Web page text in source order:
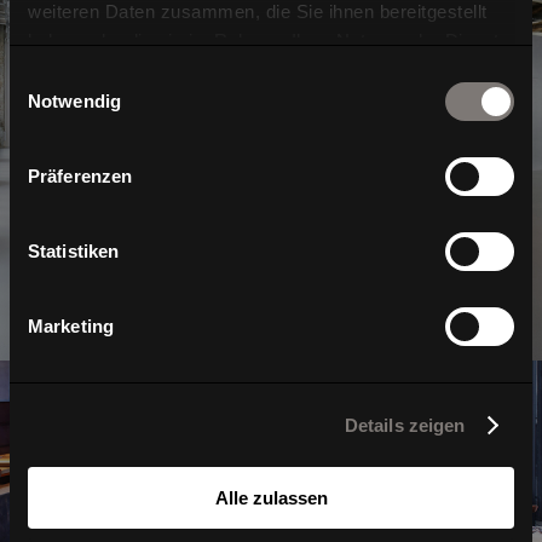
weiteren Daten zusammen, die Sie ihnen bereitgestellt
haben oder die sie im Rahmen Ihrer Nutzung der Dienste
Notwendig
Präferenzen
Statistiken
Marketing
Details zeigen
Alle zulassen